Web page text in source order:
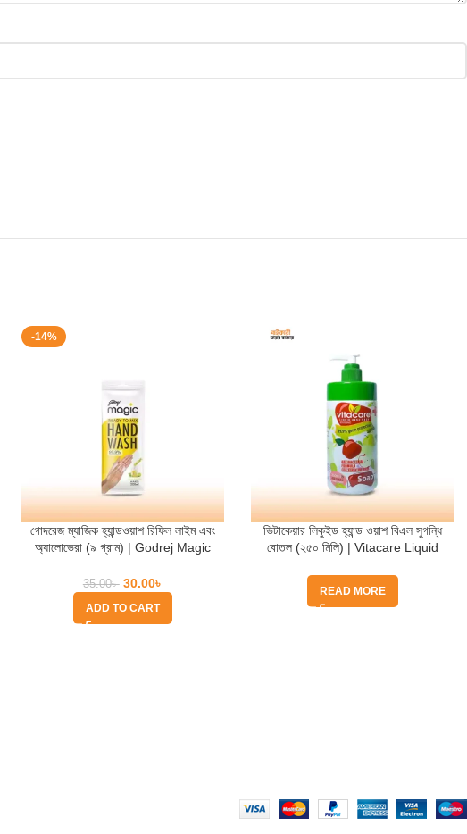
-14%
গোদরেজ ম্যাজিক হ্যান্ডওয়াশ রিফিল লাইম এবং
অ্যালোভেরা (৯ গ্রাম) | Godrej Magic
35.00৳ 30.00৳
ADD TO CART
ভিটাকেয়ার লিকুইড হ্যান্ড ওয়াশ বিএল সুগন্ধি
বোতল (২৫০ মিলি) | Vitacare Liquid
READ MORE